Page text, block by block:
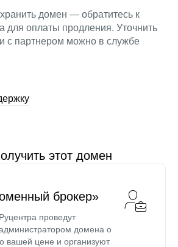
домен — обратитесь к
для оплаты продления. Уточнить
с партнером можно в службе
этот домен
брокер»
проведут
домена о
вашей цене и организуют